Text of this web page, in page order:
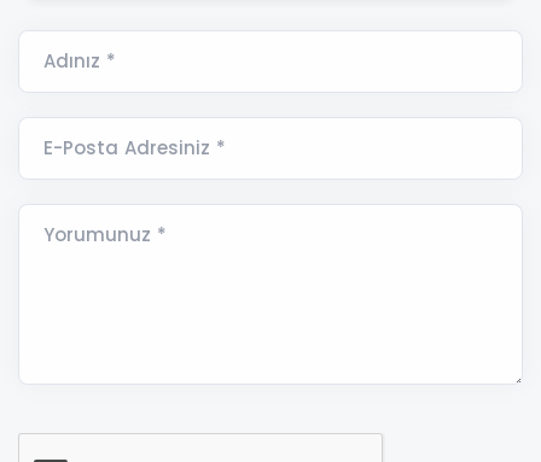
Adınız *
E-Posta Adresiniz *
Yorumunuz *